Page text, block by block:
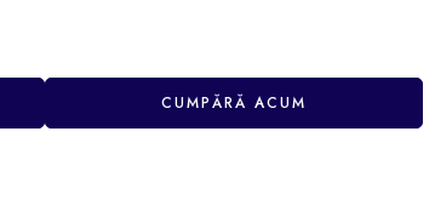
CUMPĂRĂ ACUM